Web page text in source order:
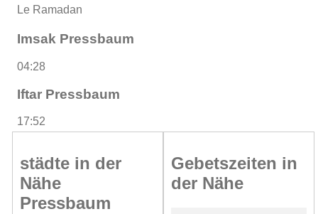
Le Ramadan
Imsak Pressbaum
04:28
Iftar Pressbaum
17:52
städte in der
Nähe
Pressbaum
Gebetszeiten in
der Nähe